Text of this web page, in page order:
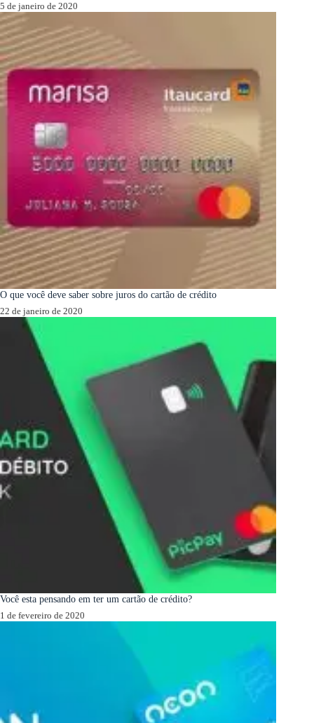
5 de janeiro de 2020
O que você deve saber sobre juros do cartão de crédito
22 de janeiro de 2020
Você esta pensando em ter um cartão de crédito?
1 de fevereiro de 2020